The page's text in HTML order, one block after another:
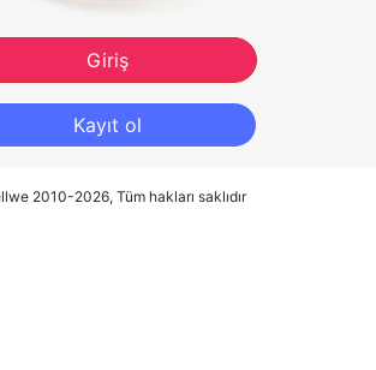
Giriş
Kayıt ol
2010-2026, Tüm hakları saklıdır